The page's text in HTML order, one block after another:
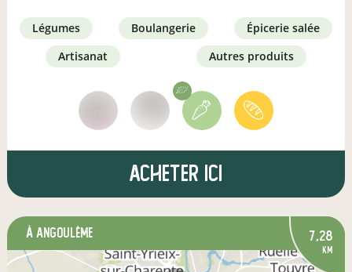
légumes boulangerie
épicerie salée
artisanat
autres produits
Acheter ici
à Angoulême 7,28
km